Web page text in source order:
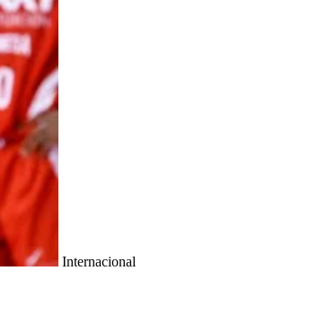
Internacional